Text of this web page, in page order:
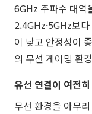
6GHz 주파수 대역
2.4GHz·5GHz보
이 낮고 안정성이
의 무선 게이밍 환
유선 연결이 여전
무선 환경을 아무